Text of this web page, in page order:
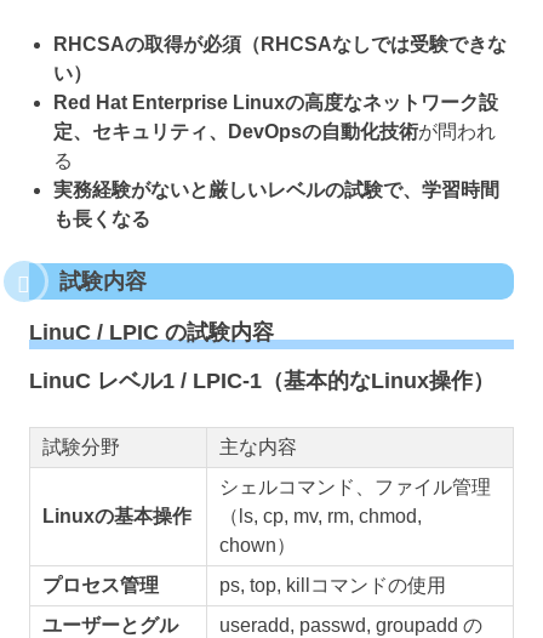
RHCSAの取得が必須（RHCSAなしでは受験できな
い）
Red Hat Enterprise Linuxの高度なネットワーク設
定、セキュリティ、DevOpsの自動化技術が問われ
る
実務経験がないと厳しいレベルの試験で、学習時間
も長くなる
試験内容
LinuC / LPIC の試験内容
LinuC レベル1 / LPIC-1（基本的なLinux操作）
試験分野 主な内容
Linuxの基本操作
シェルコマンド、ファイル管理
（ls, cp, mv, rm, chmod,
chown）
プロセス管理
ps, top, killコマンドの使用
ユーザーとグル
useradd, passwd, groupadd の